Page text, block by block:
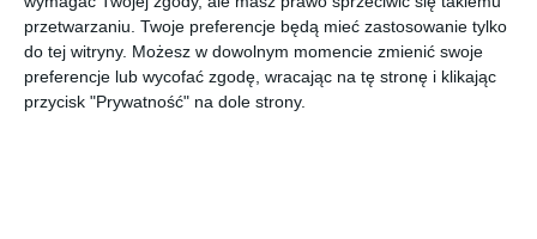
przetwarzaniu. Twoje preferencje będą mieć zastosowanie tylko
do tej witryny. Możesz w dowolnym momencie zmienić swoje
preferencje lub wycofać zgodę, wracając na tę stronę i klikając
przycisk "Prywatność" na dole strony.
99,
00
sklepu
0AR5161J
30021.042,
sklepu
5170
328,
sklepu
2745
300,
sklepu